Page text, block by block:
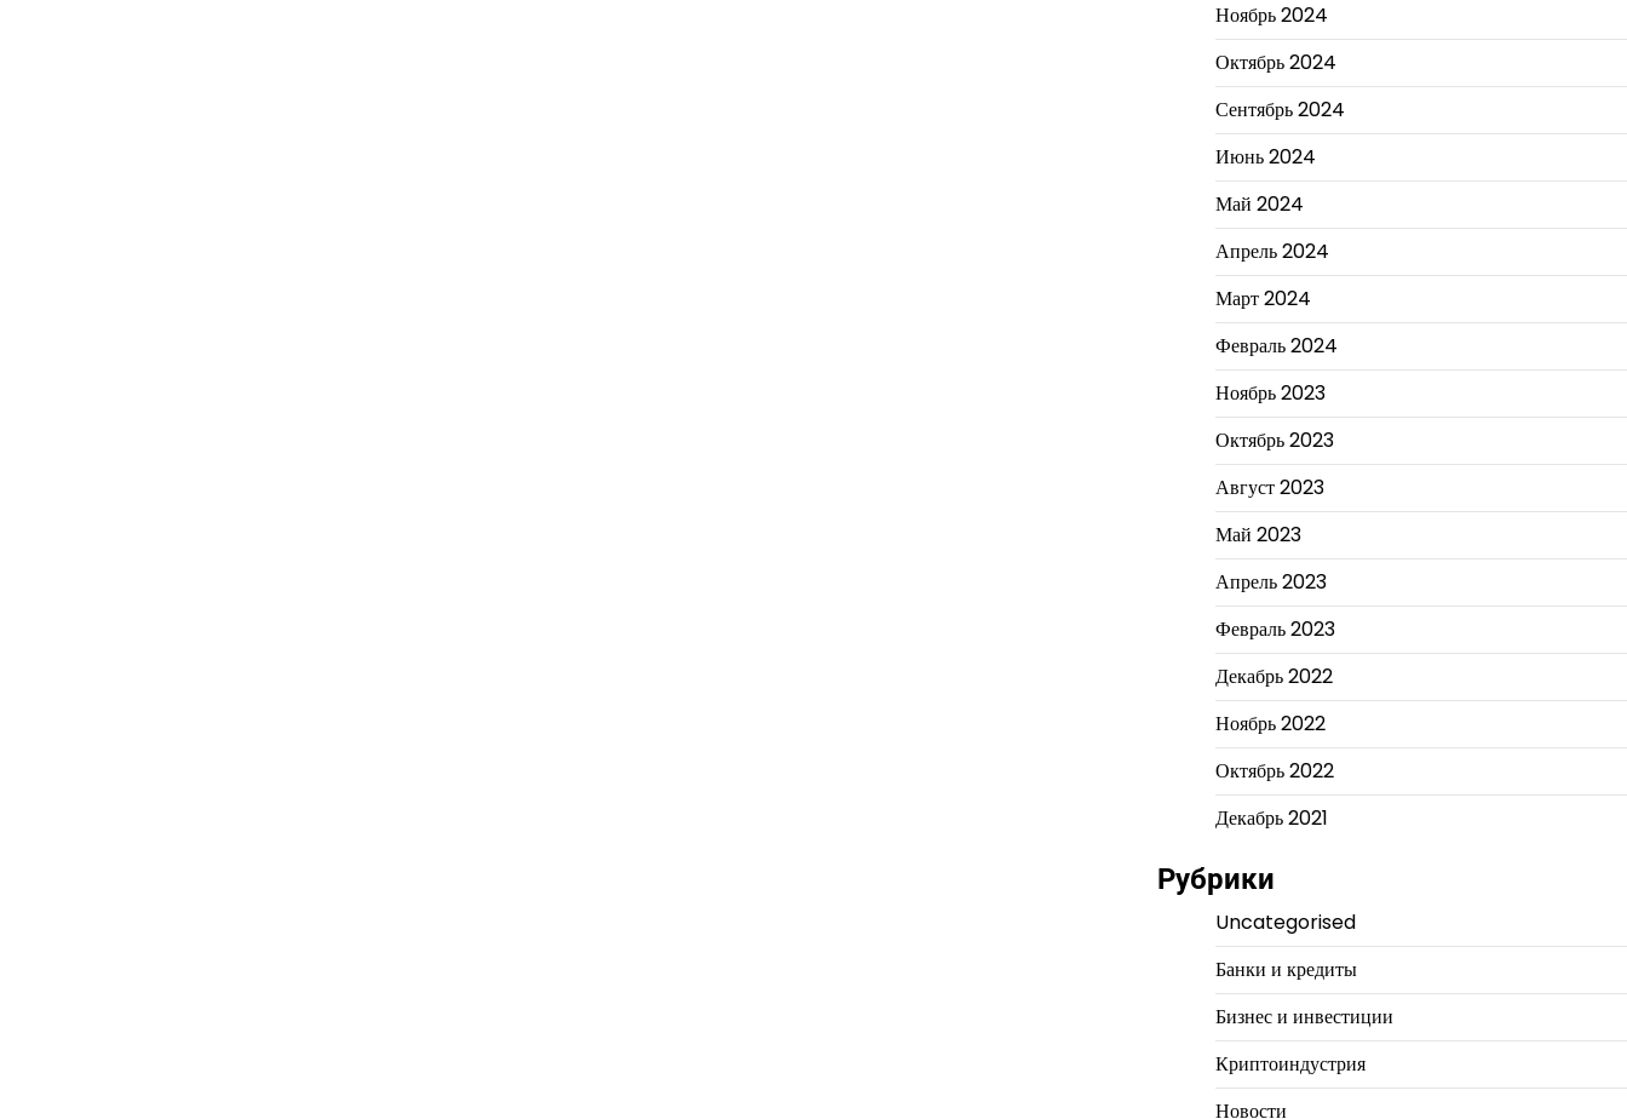
Ноябрь 2024
Октябрь 2024
Сентябрь 2024
Июнь 2024
Май 2024
Апрель 2024
Март 2024
Февраль 2024
Ноябрь 2023
Октябрь 2023
Август 2023
Май 2023
Апрель 2023
Февраль 2023
Декабрь 2022
Ноябрь 2022
Октябрь 2022
Декабрь 2021
Рубрики
Uncategorised
Банки и кредиты
Бизнес и инвестиции
Криптоиндустрия
Новости